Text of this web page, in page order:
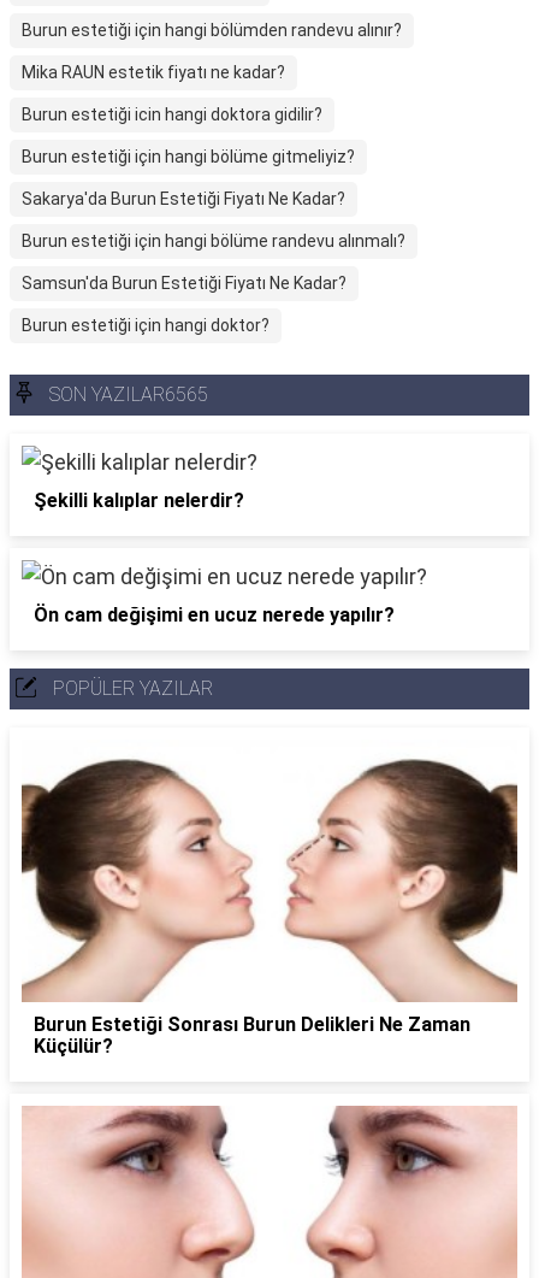
Burun estetiği için hangi bölümden randevu alınır?
Mika RAUN estetik fiyatı ne kadar?
Burun estetiği icin hangi doktora gidilir?
Burun estetiği için hangi bölüme gitmeliyiz?
Sakarya'da Burun Estetiği Fiyatı Ne Kadar?
Burun estetiği için hangi bölüme randevu alınmalı?
Samsun'da Burun Estetiği Fiyatı Ne Kadar?
Burun estetiği için hangi doktor?
SON YAZILAR6565
Şekilli kalıplar nelerdir?
Ön cam değişimi en ucuz nerede yapılır?
POPÜLER YAZILAR
Burun Estetiği Sonrası Burun Delikleri Ne Zaman
Küçülür?